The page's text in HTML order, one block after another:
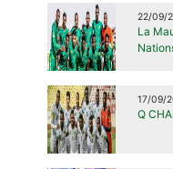
22/09/
La
17/09/
Q